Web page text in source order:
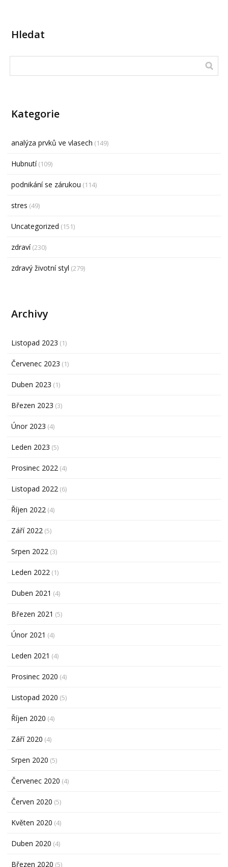
Hledat
Kategorie
analýza prvků ve vlasech (149)
Hubnutí(109)
podnikání se zárukou (114)
stres (49)
Uncategorized (151)
zdraví(230)
zdravý životní styl (279)
Archivy
Listopad 2023 (1)
Červenec 2023 (1)
Duben 2023 (1)
Březen 2023 (3)
Únor 2023 (4)
Leden 2023 (5)
Prosinec 2022 (4)
Listopad 2022 (6)
Říjen 2022 (4)
Září 2022 (5)
Srpen 2022 (3)
Leden 2022 (1)
Duben 2021 (4)
Březen 2021 (5)
Únor 2021 (4)
Leden 2021 (4)
Prosinec 2020 (4)
Listopad 2020 (5)
Říjen 2020 (4)
Září 2020 (4)
Srpen 2020 (5)
Červenec 2020 (4)
Červen 2020 (5)
Květen 2020 (4)
Duben 2020 (4)
Březen 2020 (5)